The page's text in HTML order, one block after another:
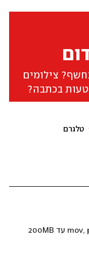
צילומים
בכתבה?
טלגרם